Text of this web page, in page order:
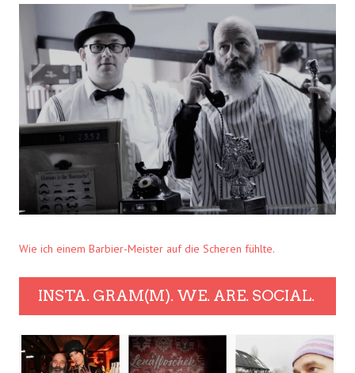
Wie ich einem Barbier-Meister auf die Scheren fühlte.
INSTA. GRAM(M). WE. ARE. SOCIAL.